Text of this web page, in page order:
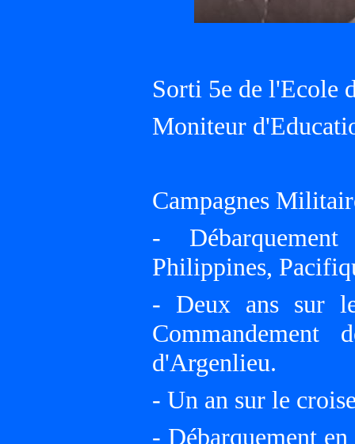
Sorti 5e de l'Ecole
Moniteur
Campagnes
-
Philippines,
- Deux ans sur
d'Argenlieu.
- Un an sur le
- Débarquement